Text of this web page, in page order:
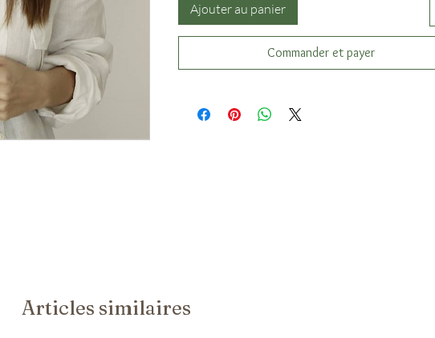
Ajouter au panier
Commander et payer
Articles similaires